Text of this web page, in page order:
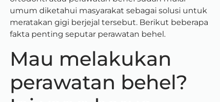
umum diketahui masyarakat sebagai solusi untuk
meratakan gigi berjejal tersebut. Berikut beberapa
fakta penting seputar perawatan behel.
Mau melakukan
perawatan behel?